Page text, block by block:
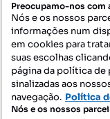
Mapa do Site
Contacte-nos
Preocupamo-nos com
Nós e os nossos
informações num
em cookies para
suas escolhas
página da política de
sinalizadas aos
navegação. Política
Nós e os nossos